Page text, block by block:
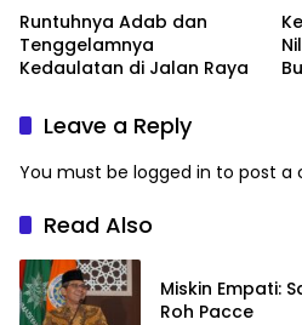
Runtuhnya Adab dan
Tenggelamnya
Kedaulatan di Jalan Raya
Leave a Reply
You must be logged in to post a
Read Also
Miskin Empati:
Roh Pacce